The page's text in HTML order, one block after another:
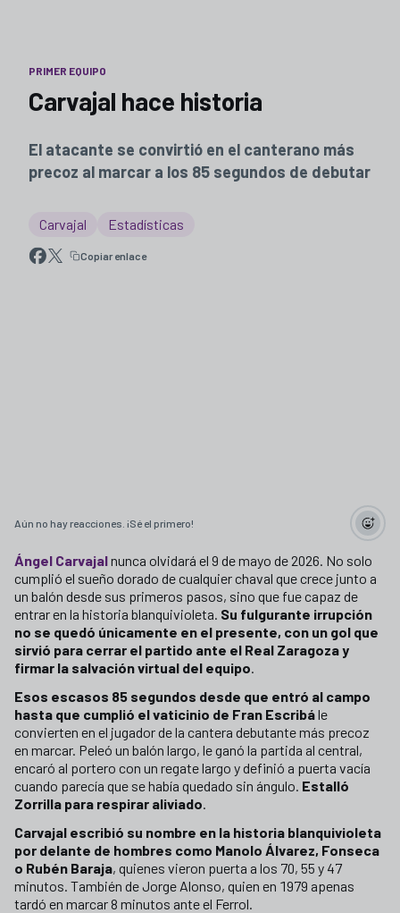
PRIMER EQUIPO
Carvajal hace historia
El atacante se convirtió en el canterano más
precoz al marcar a los 85 segundos de debutar
Carvajal Estadísticas
Copiar enlace
Aún no hay reacciones. ¡Sé el primero!
Ángel Carvajalnunca olvidará el 9 de mayo de 2026. No solo
cumplió el sueño dorado de cualquier chaval que crece junto a
un balón desde sus primeros pasos, sino que fue capaz de
entrar en la historia blanquivioleta. Su fulgurante irrupción
no se quedó únicamente en el presente, con un gol que
sirvió para cerrar el partido ante el Real Zaragoza y
firmar la salvación virtual del equipo.
Esos escasos 85 segundos desde que entró al campo
hasta que cumplió el vaticinio de Fran Escribále
convierten en el jugador de la cantera debutante más precoz
en marcar. Peleó un balón largo, le ganó la partida al central,
encaró al portero con un regate largo y definió a puerta vacía
cuando parecía que se había quedado sin ángulo. Estalló
Zorrilla para respirar aliviado.
Carvajal escribió su nombre en la historia blanquivioleta
por delante de hombres como Manolo Álvarez, Fonseca
o Rubén Baraja, quienes vieron puerta a los 70, 55 y 47
minutos. También de Jorge Alonso, quien en 1979 apenas
tardó en marcar 8 minutos ante el Ferrol.